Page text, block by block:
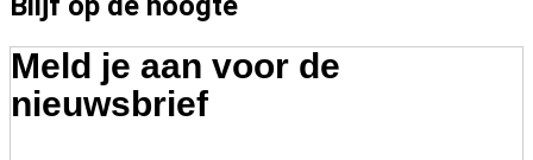
Meld je aan voor de
nieuwsbrief